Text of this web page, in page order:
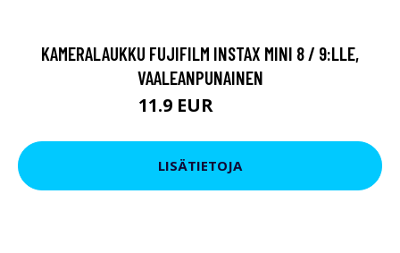
KAMERALAUKKU FUJIFILM INSTAX MINI 8 / 9:LLE,
VAALEANPUNAINEN
11.9 EUR
LISÄTIETOJA